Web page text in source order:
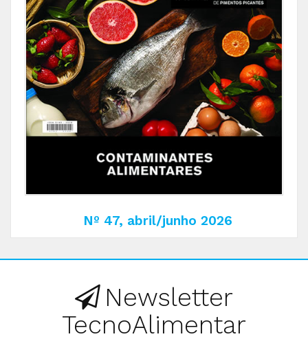
Nº 47, abril/junho 2026
Newsletter
TecnoAlimentar